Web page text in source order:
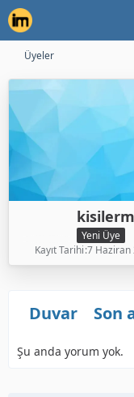
Üyeler
Yeni Üye
Kayıt Tarihi 7 Haziran
Duvar Son
Şu anda yorum yok.